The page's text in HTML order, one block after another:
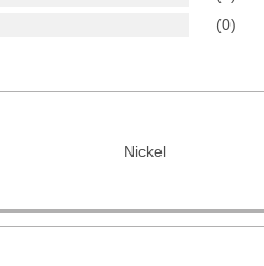
(0)
Nickel